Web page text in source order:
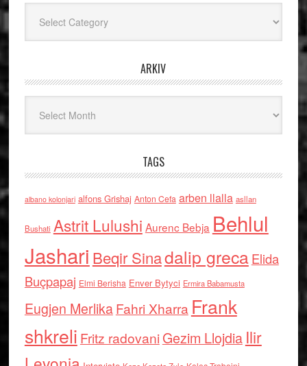
ARKIV
TAGS
albano kolonjari alfons Grishaj Anton Cefa arben llalla asllan
Bushati Astrit Lulushi Aurenc Bebja Behlul
Jashari Beqir Sinadalip grecaElida
Buçpapaj Elmi Berisha Enver Bytyci Ermira Babamusta
Eugjen MerlikaFahri Xharra Frank
shkreli Fritz radovaniGezim Llojdia Ilir